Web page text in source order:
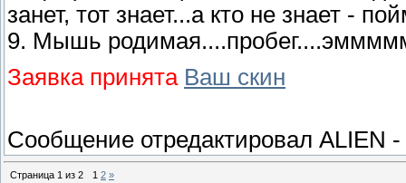
занет, тот знает...а кто не знает -
9. Мышь
Заявка принята Ваш скин
Сообщение отредактировал ALIEN -
Страница 1 из 2 1 2 »